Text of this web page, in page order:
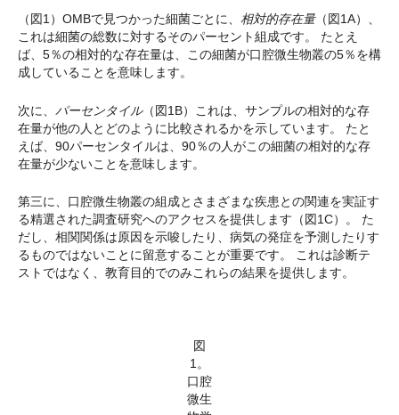
（図1）OMBで見つかった細菌ごとに、 相対的存在量（図1A）、
これは細菌の総数に対するそのパーセント組成です。 たとえ
ば、5％の相対的な存在量は、この細菌が口腔微生物叢の5％を構
成していることを意味します。
次に、 パーセンタイル（図1B）これは、サンプルの相対的な存
在量が他の人とどのように比較されるかを示しています。 たと
えば、90パーセンタイルは、90％の人がこの細菌の相対的な存
在量が少ないことを意味します。
第三に、口腔微生物叢の組成とさまざまな疾患との関連を実証す
る精選された調査研究へのアクセスを提供します（図1C）。 た
だし、相関関係は原因を示唆したり、病気の発症を予測したりす
るものではないことに留意することが重要です。 これは診断テ
ストではなく、教育目的でのみこれらの結果を提供します。
図
1。
口腔
微生